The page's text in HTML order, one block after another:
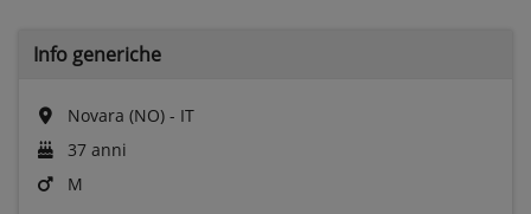
Info generiche
Novara (NO) - IT
37 anni
M